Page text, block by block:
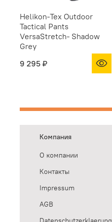
Helikon-Tex Outdoor
Tactical Pants
VersaStretch- Shadow
Grey
9 295 ₽
Компания
О компании
Контакты
Impressum
AGB